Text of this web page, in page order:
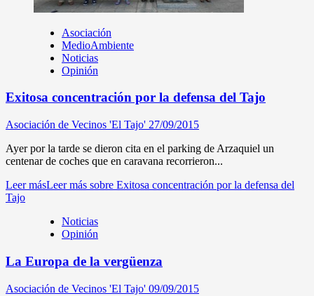
Asociación
MedioAmbiente
Noticias
Opinión
Exitosa concentración por la defensa del Tajo
Asociación de Vecinos 'El Tajo' 27/09/2015
Ayer por la tarde se dieron cita en el parking de Arzaquiel un
centenar de coches que en caravana recorrieron...
Leer másLeer más sobre Exitosa concentración por la defensa del
Tajo
Noticias
Opinión
La Europa de la vergüenza
Asociación de Vecinos 'El Tajo' 09/09/2015